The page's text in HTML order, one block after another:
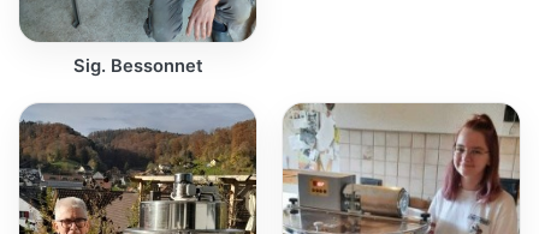
Sig. Bessonnet